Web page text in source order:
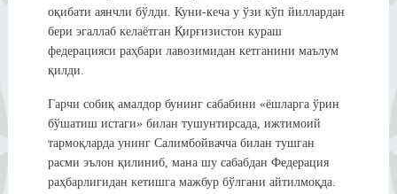
оқибати аянчли бўлди. Куни-кеча у ўзи кўп йиллардан
бери эгаллаб келаётган Қирғизистон кураш
федерацияси раҳбари лавозимидан кетганини маълум
қилди.
Гарчи собиқ амалдор бунинг сабабини «ёшларга ўрин
бўшатиш истаги» билан тушунтирсада, ижтимоий
тармоқларда унинг Салимбойвачча билан тушган
расми эълон қилиниб, мана шу сабабдан Федерация
раҳбарлигидан кетишга мажбур бўлгани айтилмоқда.